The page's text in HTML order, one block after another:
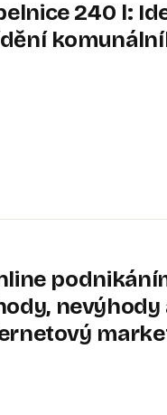
240 l:
nevýhody